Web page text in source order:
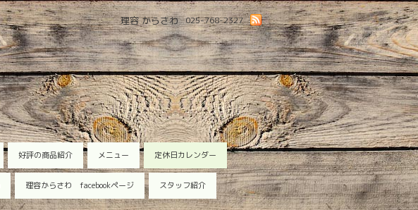
025-768-2327
理容 からさわ
好評の商品紹介 メニュー 定休日カレンダー
理容からさわ facebookページ スタッフ紹介